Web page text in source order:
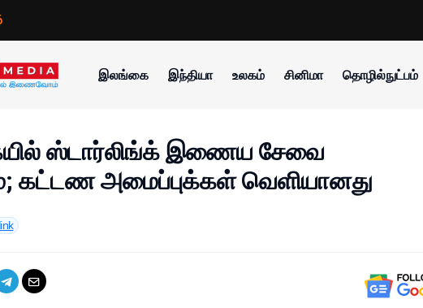
இலங்கை இந்தியா உலகம் சினிமா தொழில்நுட்பம்
ஸ்டார்லிங்க் இணைய சேவை
கட்டண அமைப்புக்கள் வெளியானது